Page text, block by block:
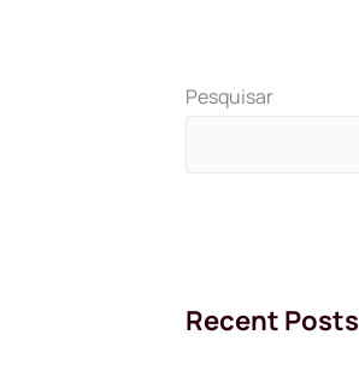
Pesquisar
Recent Posts